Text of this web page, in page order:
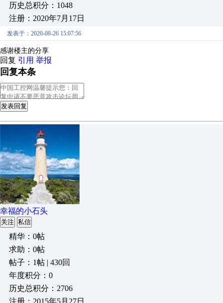
历史总积分：1048
注册：2020年7月17日
发表于：2020-08-26 15:07:56
感谢楼主的分享
回复 引用 举报
回复本条
发表回复
幸福的小石头
关注 私信
精华：0帖
求助：0帖
帖子：1帖 | 430回
年度积分：0
历史总积分：2706
注册：2015年5月27日